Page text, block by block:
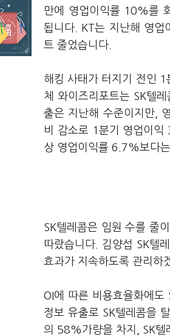
만에 영업이익률 10%를
됩니다. KT는 지난해 영
트 줄었습니다.
해킹 사태가 터지기 전인
체 와이즈리포트는 SK텔
출은 지난해 수준이지만,
비 감소로 1분기 영업이
상 영업이익률 6.7%보다
SK텔레콤은 임원 수를 줄
따랐습니다. 김양섭 SK텔
효과가 지속하도록 관리하
OI에 따른 비용효율화에
정보 유출로 SK텔레콤을
의 58%가량을 차지, SK텔